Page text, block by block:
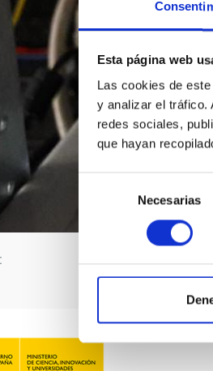
Esta página web
Las cookies de
y analizar el tráfico.
redes sociales,
que hayan
consentimiento
Necesarias